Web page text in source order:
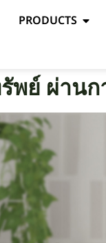
PRODUCTS
รัพย์ ผ่าน